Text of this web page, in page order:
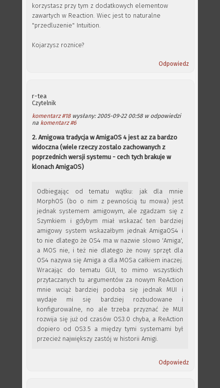
korzystasz przy tym z dodatkowych elementow
zawartych w Reaction. Wiec jest to naturalne
"przedluzenie" Intuition.
Kojarzysz roznice?
Odpowiedz
r-tea
Czytelnik
komentarz #18wysłany: 2005-09-22 00:58 w odpowiedzi
na komentarz #6
2. Amigowa tradycja w AmigaOS 4 jest az za bardzo
widoczna (wiele rzeczy zostalo zachowanych z
poprzednich wersji systemu - cech tych brakuje w
klonach AmigaOS)
Odbiegając od tematu wątku: jak dla mnie
MorphOS (bo o nim z pewnością tu mowa) jest
jednak systemem amigowym, ale zgadzam się z
Szymkiem i gdybym miał wskazać ten bardziej
amigowy system wskazałbym jednak AmigaOS4 i
to nie dlatego że OS4 ma w nazwie słowo 'Amiga',
a MOS nie, i też nie dlatego że nowy sprzęt dla
OS4 nazywa się Amiga a dla MOSa całkiem inaczej.
Wracając do tematu GUI, to mimo wszystkich
przytaczanych tu argumentów za nowym ReAction
mnie wciąż bardziej podoba się jednak MUI i
wydaje mi się bardziej rozbudowane i
konfigurowalne, no ale trzeba przyznać że MUI
rozwija się już od czasów OS3.0 chyba, a ReAction
dopiero od OS3.5 a między tymi systemami był
przecież największy zastój w historii Amigi.
Odpowiedz